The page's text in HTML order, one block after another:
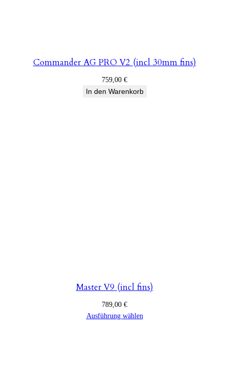
Commander AG PRO V2 (incl 30mm fins)
759,00 €
In den Warenkorb
Master V9 (incl fins)
789,00 €
Ausführung wählen